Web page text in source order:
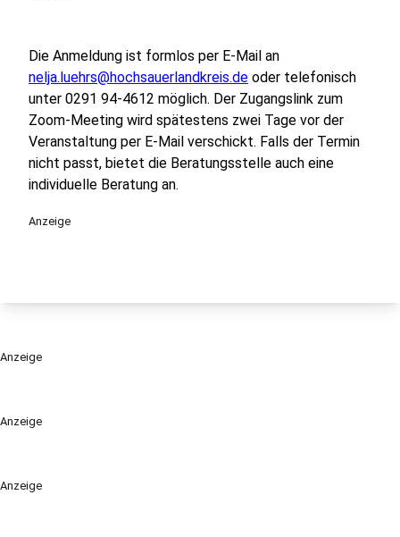
Anzeige
Anzeige
Die Anmeldung ist formlos per E-Mail an
nelja.luehrs@hochsauerlandkreis.de oder telefonisch
unter 0291 94-4612 möglich. Der Zugangslink zum
Zoom-Meeting wird spätestens zwei Tage vor der
Veranstaltung per E-Mail verschickt. Falls der Termin
nicht passt, bietet die Beratungsstelle auch eine
individuelle Beratung an.
Anzeige
Anzeige